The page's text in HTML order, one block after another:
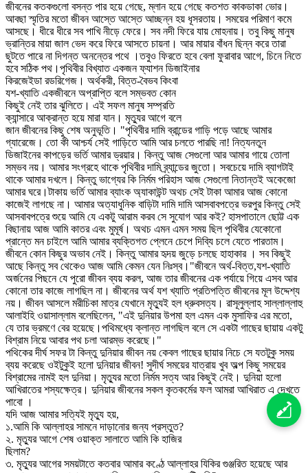
জীবনের কতকগুলো বসন্ত পার হয়ে গেছে, ম্লান হয়ে গেছে কতশত কাকডাকা ভোর।
আবছা স্মৃতির মতো জীবন আস্তে আস্তে আচ্ছন্ন হয় ধূসরতায়। সময়ের পরিমাণ কমে
আসছে। ধীরে ধীরে সব পাখি নীড়ে ফেরে। সব নদী ফিরে যায় মোহনায়। তবু কিছু মানুষ
ভ্রান্তির মায়া জাল ভেদ করে ফিরে আসতে চায়না। আর মায়ার বাঁধন ছিন্ন করে তারা
ছুটতে পারে না দিগন্ত অনন্তের পথে ।তবুও ফিরতে হবে বেলা ফুরাবার আগে, চিনে নিতে
হবে সঠিক পথ।পৃথিবীর বিখ্যাত একজন ফ্যাশন ডিজাইনার
কিরজেইডা রডরিগেজ। অর্থকরী, বিত্ত-বৈভব কিংবা
যশ-খ্যাতি একজীবনে অপ্রাপ্তি বলে সম্ভবত কোন
কিছুই নেই তার ঝুলিতে। এই সফল মানুষ সম্প্রতি
ক্যান্সারে আক্রান্ত হয়ে মারা যান। মৃত্যুর আগে বলে
জান জীবনের কিছু শেষ অনুভূতি। "পৃথিবীর দামি ব্রান্ডের গাড়ি পড়ে আছে আমার
গ্যারেজে। তো কী আশ্চর্য সেই গাড়িতে আমি আর চলতে পারছি না! নিত্যনতুন
ডিজাইনের কাপড়ের ভর্তি আমার ড্রয়ার। কিন্তু আজ সেগুলো আর আমার গায়ে তোলা
সম্ভব নয়। আমার সংগ্রহে থাকে পৃথিবীর দামি ব্র্যান্ডের জুতো। সবচেয়ে দামি ব্যাগটাই
থাকে আমার দখলে। কিন্তু ভাগ্যের কি নির্মম পরিহাস আজ সেগুলো নিতান্তই অকেজো
আমার ঘরে।টাকায় ভর্তি আমার ব্যাংক অ্যাকাউন্ট অথচ সেই টাকা আমার আজ কোনো
কাজেই লাগছে না। আমার অত্যাধুনিক বাড়িটা দামি দামি আসবাবপত্রে ভরপুর কিন্তু সেই
আসবাবপত্রে শুয়ে আমি যে একটু আরাম করব সে সুযোগ আর কই? হাসপাতালে ছোট্ট এক
বিছানায় আজ আমি কাতর এবং মুমূর্ষ। অথচ এমন এমন সময় ছিল পৃথিবীর যেকোনো
প্রান্তে মন চাইলে আমি আমার ব্যক্তিগত প্লেনে চেপে দিব্যি চলে যেতে পারতাম।
জীবনে কোন কিছুর অভাব নেই। কিন্তু আমার হৃদয় জুড়ে চলছে হাহাকার । সব কিছুই
আছে কিন্তু সব থেকেও আজ আমি কেমন যেন নিঃস্ব।"জীবনে অর্থ-বিত্ত,যশ-খ্যাতি
অর্জনের পিছনে যে পুরো জীবন ব্যয় করল, আজ তার জীবনের এক পর্যায়ে গিয়ে এসব আর
কোনো তার কাজে লাগছিল না। জীবনের অর্থ যশ খ্যাতি প্রতিপত্তি জীবনের মূল উদ্দেশ্য
নয়। জীবন আসলে মরীচিকা মাত্র যেখানে মৃত্যুই হল ধ্রুবসত্য। রাসূলুল্লাহ সাল্লাল্লাহু
আলাইহি ওয়াসাল্লাম বলেছিলেন, "এই দুনিয়ার উপমা হল এমন এক মুসাফির এর মতো,
যে তার ভ্রমণে বের হয়েছে।পথিমধ্যে ক্লান্ত লাগছিল বলে সে একটা গাছের ছায়ায় একটু
বিশ্রাম নিয়ে আবার পথ চলা আরম্ভ করেছে।"
পথিকের দীর্ঘ সফর টা কিন্তু দুনিয়ার জীবন নয় কেবল গাছের ছায়ার নিচে সে যতটুকু সময়
ব্যয় করেছে ওইটুকুই হলো দুনিয়ার জীবন! সুদীর্ঘ সময়ের যাত্রায় খুব অল্প কিছু সময়ের
বিশ্রামের নামই হল দুনিয়া। মৃত্যুর মতো নির্মম সত্য আর কিছুই নেই। দুনিয়া হলো
আখিরাতের শস্যক্ষেত্র। দুনিয়ার জীবনের সকল কৃতকর্মের ফল আমরা আখিরাত এ দেখতে
পাবো ।
যদি আজ আমার সত্যিই মৃত্যু হয়,
১.আমি কি আল্লাহর সামনে দাড়ানোর জন্য প্রস্তুত?
২. মৃত্যুর আগে শেষ ওয়াক্ত সালাতে আমি কি হাজির
ছিলাম?
৩. মৃত্যুর আগের সময়টাতে কতবার আমার কণ্ঠে আল্লাহর যিকির গুঞ্জরিত হয়েছে আর